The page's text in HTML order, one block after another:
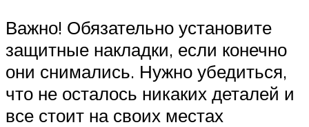
Важно! Обязательно установите
защитные накладки, если конечно
они снимались. Нужно убедиться,
что не осталось никаких деталей и
все стоит на своих местах